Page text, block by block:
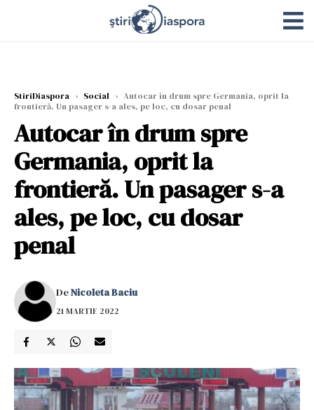
StiriDiaspora › Social › Autocar în drum spre Germania, oprit la
frontieră. Un pasager s-a ales, pe loc, cu dosar penal
Autocar în drum spre
Germania, oprit la
frontieră. Un pasager s-a
ales, pe loc, cu dosar
penal
DeNicoleta Baciu
21 MARTIE 2022